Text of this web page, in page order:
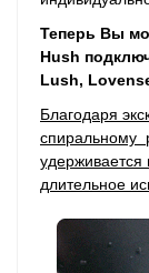
Теперь Вы
Hush
Lush,
Благодаря
спиральному
длительное